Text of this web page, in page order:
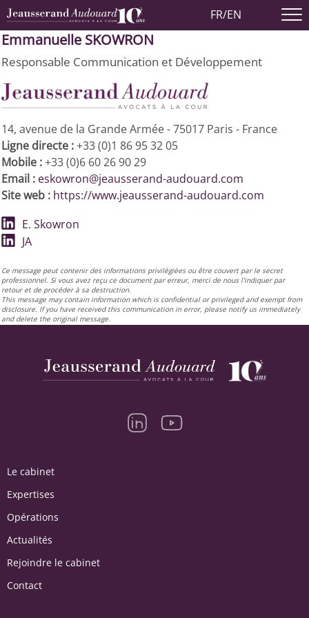
FR/EN
Emmanuelle SKOWRON
Responsable Communication et Développement
14, avenue de la Grande Armée - 75017 Paris - France
Ligne directe :+33 (0)1 86 95 32 05
Mobile :+33 (0)6 60 26 90 29
Email : eskowron@jeausserand-audouard.com
Site web : https://www.jeausserand-audouard.com
E. Skowron
JA
Ce message peut contenir des informations privilégiées ou être couvert par le secret
professionnel. Si vous avez reçu ce document par erreur, merci de nous l'indiquer par
retour et de procéder à sa destruction.
This message may contain information which is confidential or privileged and exempt from
disclosure. If you have received this communication in error, please notify us immediately
and delete the original message.
Le cabinet
Expertises
Opérations
Actualités
Rejoindre le cabinet
Contact